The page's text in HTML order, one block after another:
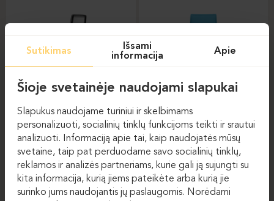
Darbo kėdės Darbo kėdės
DAUPHIN-STILO
Sutikimas
Išsami
informacija
Apie
Šioje svetainėje naudojami slapukai
Slapukus naudojame turiniui ir skelbimams
personalizuoti, socialinių tinklų funkcijoms teikti ir srautui
analizuoti. Informaciją apie tai, kaip naudojatės mūsų
svetaine, taip pat perduodame savo socialinių tinklų,
reklamos ir analizės partneriams, kurie gali ją sujungti su
kita informacija, kurią jiems pateikėte arba kurią jie
surinko jums naudojantis jų paslaugomis. Norėdami